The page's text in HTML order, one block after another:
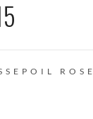
ROSE